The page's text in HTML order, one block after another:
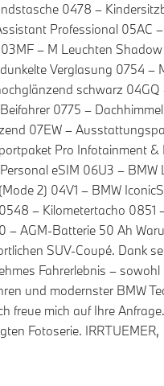
0478 –
Professional 05AC
– M Leuchten
Verglasung 0754 –
schwarz 04GQ
0775 –
07EW –
Pro Infotainment
eSIM 06U3 – BMW
2) 04V1 – BMW
– Kilometertacho 0851
AGM-Batterie 50 Ah
SUV-Coupé. Dank
Fahrerlebnis – sowohl
und modernster BMW
freue mich auf Ihre
Fotoserie. IRRTUEMER,